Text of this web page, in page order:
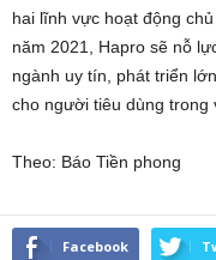
hai lĩnh vực hoạt động
năm 2021, Hapro sẽ nỗ
ngành uy tín, phát triển
cho người tiêu dùng trong
Theo: Báo Tiền phong
Facebook